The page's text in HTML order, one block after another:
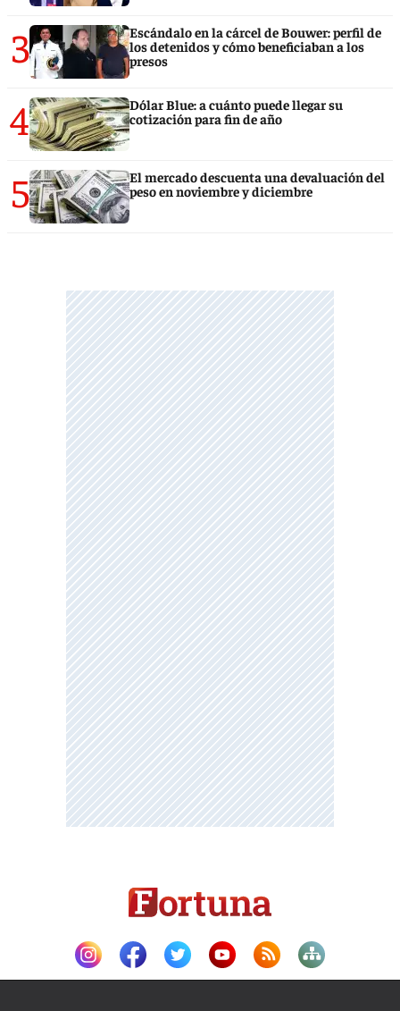
3
Escándalo en la cárcel de Bouwer: perfil de
los detenidos y cómo beneficiaban a los
presos
4
Dólar Blue: a cuánto puede llegar su
cotización para fin de año
5
El mercado descuenta una devaluación del
peso en noviembre y diciembre